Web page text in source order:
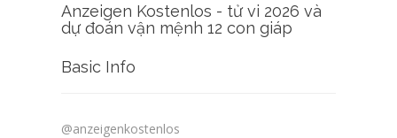
Anzeigen Kostenlos - tử vi 2026 và
dự đoán vận mệnh 12 con giáp
Basic Info
@anzeigenkostenlos